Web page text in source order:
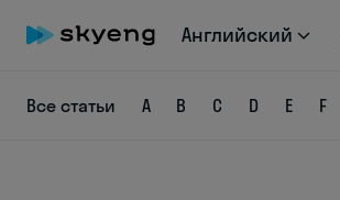
Английский
Все статьи A B C D E F